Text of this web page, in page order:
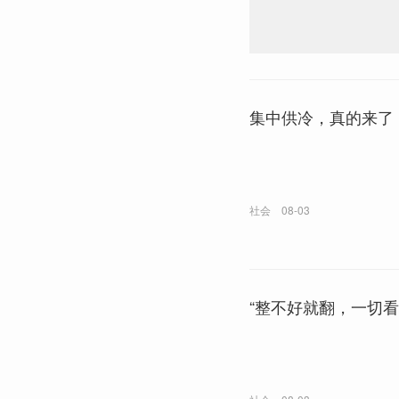
集中供冷，真的来了
社会 08-03
“整不好就翻，一切